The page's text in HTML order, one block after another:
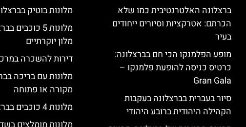
ברצלונה האלטרנטיבית כמו שלא
הכרתם: אטרקציות וסיורים ייחודים
בעיר
מופע הפלמנקו הכי חם בברצלונה:
כרטיס כניסה להופעת פלמנקו –
Gran Gala
סיור בעברית בברצלונה בעקבות
הקהילה היהודית ברובע היהודי
מלונות בוטיק
מלונות 5
מלון יוקרתיים
דירות להשכרה
מלונות עם בריכה
מקורה או פתוחה
מלונות 4 כוכבים בברצלונה